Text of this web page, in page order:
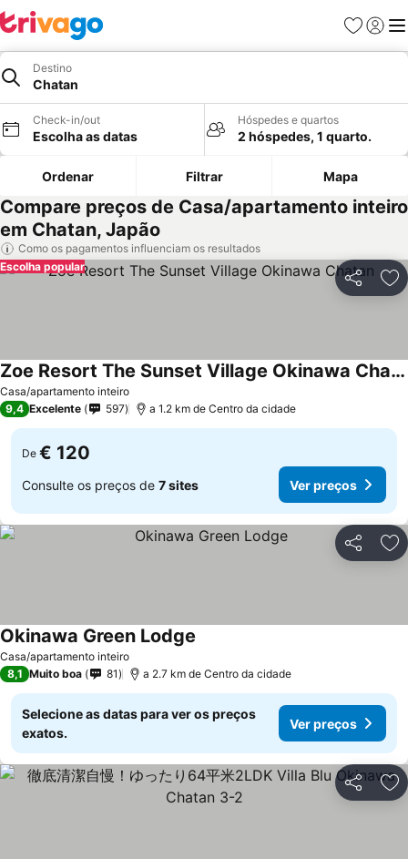
Favoritos
Iniciar
Destino
Chatan
Check-in/out
Escolha as datas
Hóspedes e quartos
2 hóspedes, 1 quarto.
Ordenar Filtrar Mapa
Compare preços de Casa/apartamento inteiro
em Chatan, Japão
Como os pagamentos influenciam os resultados
Partilhar
Escolha popular
Casa/apartamento inteiro
Zoe Resort The Sunset Village Okinawa Chatan
Ver preços
9,4 Excelente 597 a 1.2 km de Centro da cidade
De € 120
Consulte os preços de 7 sites Ver preços
Partilhar
Casa/apartamento inteiro
Okinawa Green Lodge
8,1 Muito boa 81 a 2.7 km de Centro da cidade
Selecione as datas para ver os preços
exatos.
Ver preços
Partilhar